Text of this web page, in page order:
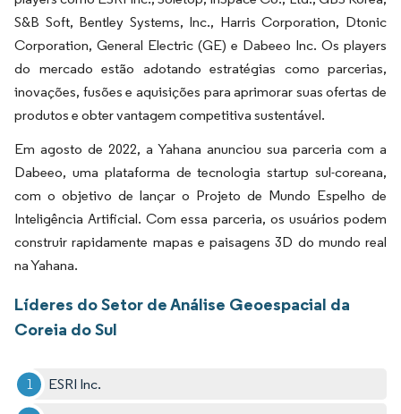
S&B Soft, Bentley Systems, Inc., Harris Corporation, Dtonic
Corporation, General Electric (GE) e Dabeeo Inc. Os players
do mercado estão adotando estratégias como parcerias,
inovações, fusões e aquisições para aprimorar suas ofertas de
produtos e obter vantagem competitiva sustentável.
Em agosto de 2022, a Yahana anunciou sua parceria com a
Dabeeo, uma plataforma de tecnologia startup sul-coreana,
com o objetivo de lançar o Projeto de Mundo Espelho de
Inteligência Artificial. Com essa parceria, os usuários podem
construir rapidamente mapas e paisagens 3D do mundo real
na Yahana.
Líderes do Setor de Análise Geoespacial da
Coreia do Sul
ESRI Inc.